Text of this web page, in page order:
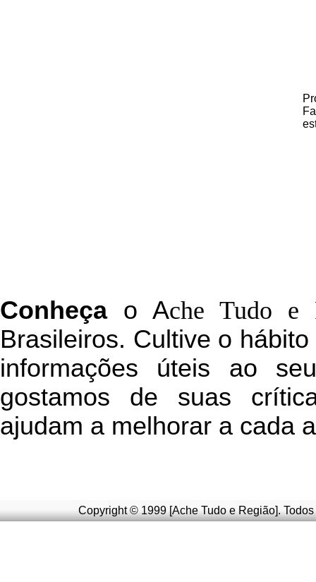
Conheçao Ache Tudo e
Brasileiros. Cultive o
informações úteis ao
gostamos de suas
ajudam a melhorar a cada
Copyright © 1999 [Ache Tudo e Região].